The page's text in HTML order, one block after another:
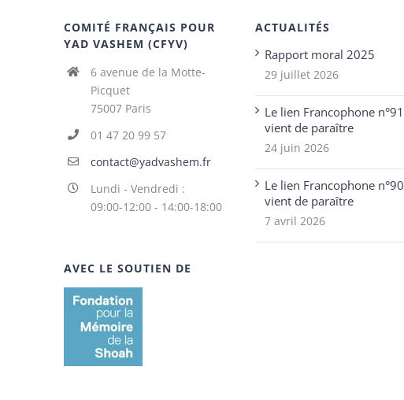
COMITÉ FRANÇAIS POUR
YAD VASHEM (CFYV)
6 avenue de la Motte-
Picquet
75007 Paris
01 47 20 99 57
contact@yadvashem.fr
Lundi - Vendredi :
09:00-12:00 - 14:00-18:00
AVEC LE SOUTIEN DE
ACTUALITÉS
Rapport moral 2025
29 juillet 2026
Le lien Francophone n°91
vient de paraître
24 juin 2026
Le lien Francophone n°90
vient de paraître
7 avril 2026